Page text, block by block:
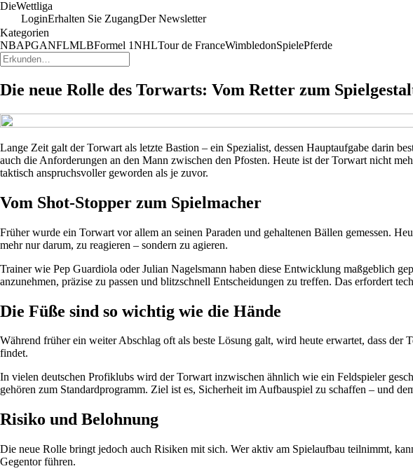
DieWettliga
LoginErhalten Sie ZugangDer Newsletter
Kategorien
NBAPGANFLMLBFormel 1NHLTour de FranceWimbledonSpielePferde
Die neue Rolle des Torwarts: Vom Retter zum
Lange Zeit galt der Torwart als letzte Bastion – ein Spezialist, dessen Hauptaufgabe darin
auch die Anforderungen an den Mann zwischen den Pfosten. Heute ist der Torwart nicht
taktisch anspruchsvoller geworden als je zuvor.
Vom Shot-Stopper zum Spielmacher
Früher wurde ein Torwart vor allem an seinen Paraden und gehaltenen Bällen gemessen.
mehr nur darum, zu reagieren – sondern zu agieren.
Trainer wie Pep Guardiola oder Julian Nagelsmann haben diese Entwicklung maßgeblich
anzunehmen, präzise zu passen und blitzschnell Entscheidungen zu treffen. Das erfordert
Die Füße sind so wichtig wie die Hände
Während früher ein weiter Abschlag oft als beste Lösung galt, wird heute erwartet, dass
findet.
In vielen deutschen Profiklubs wird der Torwart inzwischen ähnlich wie ein Feldspieler
gehören zum Standardprogramm. Ziel ist es, Sicherheit im Aufbauspiel zu schaffen – und
Risiko und Belohnung
Die neue Rolle bringt jedoch auch Risiken mit sich. Wer aktiv am Spielaufbau teilnimmt,
Gegentor führen.